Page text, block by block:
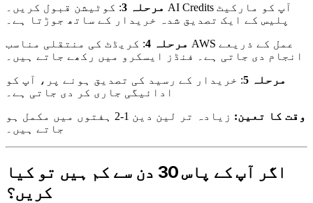
مرحلہ 3
: کوٹیشن قبول کریں۔ AI Credits آپ کو مارکیٹ
پلیس کے ایک تصدیق شدہ خریدار کے ساتھ جوڑتا ہے۔
مرحلہ 4
: کریڈٹ کی منتقلی مناسب AWS عمل کے ذریعے
انجام دی جاتی ہے۔ فنڈز ایسکرو میں رکھے جاتے ہیں۔
مرحلہ 5
: خریدار کے رسید کی تصدیق ہونے پر، آپ کو
ادائیگی جاری کر دی جاتی ہے۔
وقت کا تعین:
زیادہ تر لین دین 1-2 ہفتوں میں مکمل ہو
جاتے ہیں۔
اگر آپ کے پاس 30 دن سے کم ہیں تو کیا
کریں؟